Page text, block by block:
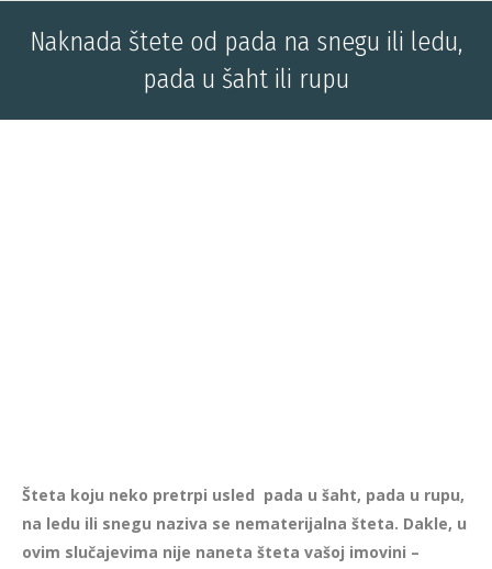
Naknada štete od pada na snegu ili ledu,
pada u šaht ili rupu
Šteta koju neko pretrpi usled pada u šaht, pada u rupu,
na ledu ili snegu naziva se nematerijalna šteta. Dakle, u
ovim slučajevima nije naneta šteta vašoj imovini –